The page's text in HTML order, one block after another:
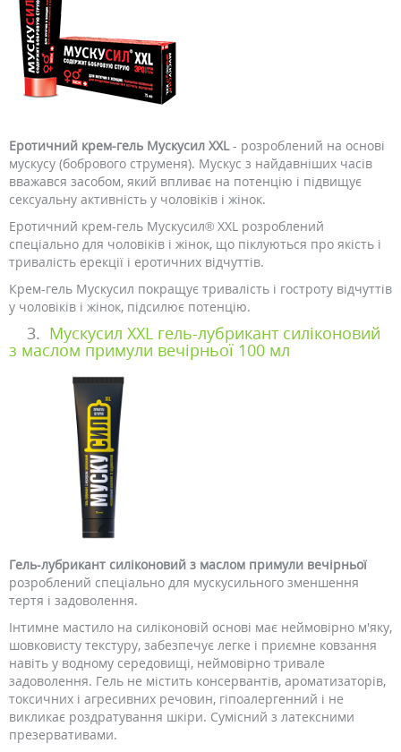
Еротичний крем-гель Мускусил XXL- розроблений на основі
мускусу (бобрового струменя). Мускус з найдавніших часів
вважався засобом, який впливає на потенцію і підвищує
сексуальну активність у чоловіків і жінок.
Еротичний крем-гель Мускусил® XXL розроблений
спеціально для чоловіків і жінок, що піклуються про якість і
тривалість ерекції і еротичних відчуттів.
Крем-гель Мускусил покращує тривалість і гостроту відчуттів
у чоловіків і жінок, підсилює потенцію.
3. Мускусил XXL гель-лубрикант силіконовий
з маслом примули вечірньої 100 мл
Гель-лубрикант силіконовий з маслом примули вечірньої
розроблений спеціально для мускусильного зменшення
тертя і задоволення.
Інтимне мастило на силіконовій основі має неймовірно м'яку,
шовковисту текстуру, забезпечує легке і приємне ковзання
навіть у водному середовищі, неймовірно тривале
задоволення. Гель не містить консервантів, ароматизаторів,
токсичних і агресивних речовин, гіпоалергенний і не
викликає роздратування шкіри. Сумісний з латексними
презервативами.